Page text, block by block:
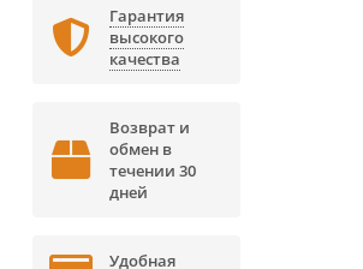
Гарантия
высокого
качества
Возврат и
обмен в
течении 30
дней
Удобная